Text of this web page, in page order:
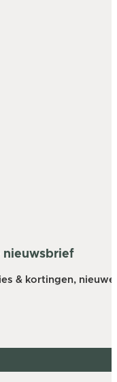
nieuwsbrief
& kortingen,